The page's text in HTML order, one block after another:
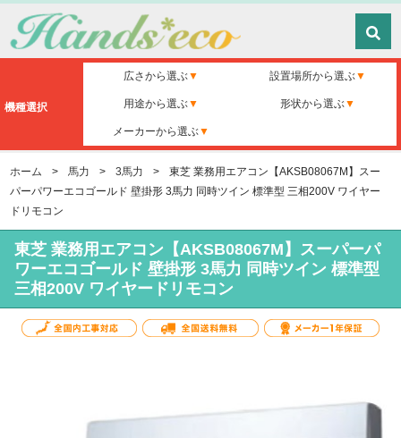
機種選択
広さから選ぶ 設置場所から選ぶ
用途から選ぶ 形状から選ぶ
メーカーから選ぶ
ホーム > 馬力 > 3馬力 >
東芝 業務用エアコン【AKSB08067M】スー
パーパワーエコゴールド 壁掛形 3馬力 同時ツイン 標準型 三相200V ワイヤー
ドリモコン
東芝 業務用エアコン【AKSB08067M】スーパーパ
ワーエコゴールド 壁掛形 3馬力 同時ツイン 標準型
三相200V ワイヤードリモコン